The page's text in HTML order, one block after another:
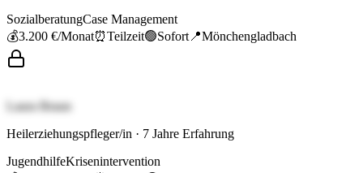
SozialberatungCase Management
💰3.200 €/Monat⏰Teilzeit🟢Sofort 📍Mönchengladbach
Laura Braun
Heilerziehungspfleger/in · 7 Jahre Erfahrung
JugendhilfeKrisenintervention